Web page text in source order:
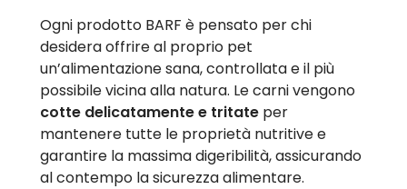
Ogni prodotto BARF è pensato per chi
desidera offrire al proprio pet
un’alimentazione sana, controllata e il più
possibile vicina alla natura. Le carni vengono
cotte delicatamente e tritate per
mantenere tutte le proprietà nutritive e
garantire la massima digeribilità, assicurando
al contempo la sicurezza alimentare.